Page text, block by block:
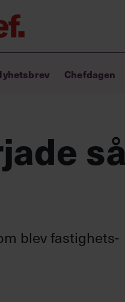
med C+
din chefsassistent i
Chefdagen
blev fastighets-